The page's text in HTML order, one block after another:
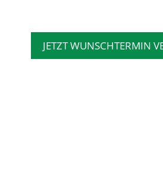
JETZT WUNSCHTERMIN